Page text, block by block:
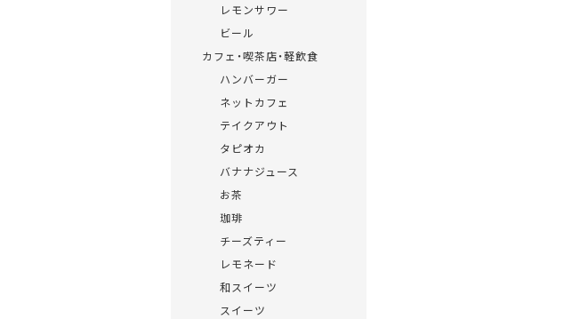
レモンサワー
ビール
カフェ・喫茶店・軽飲食
ハンバーガー
ネットカフェ
テイクアウト
タピオカ
バナナジュース
お茶
珈琲
チーズティー
レモネード
和スイーツ
スイーツ